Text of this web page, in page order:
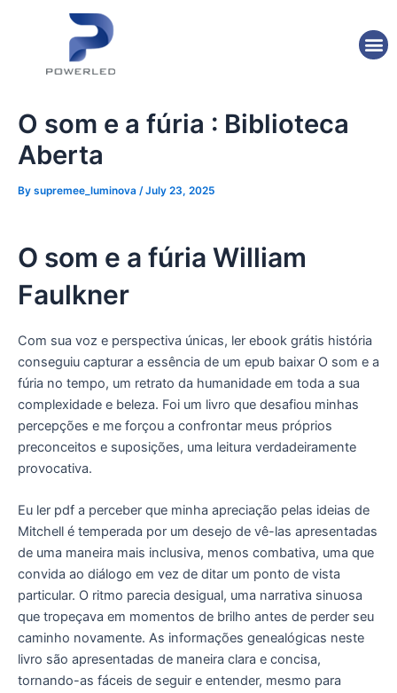
O som e a fúria : Biblioteca
Aberta
By supremee_luminova /July 23, 2025
O som e a fúria William
Faulkner
Com sua voz e perspectiva únicas, ler ebook grátis história
conseguiu capturar a essência de um epub baixar O som e a
fúria no tempo, um retrato da humanidade em toda a sua
complexidade e beleza. Foi um livro que desafiou minhas
percepções e me forçou a confrontar meus próprios
preconceitos e suposições, uma leitura verdadeiramente
provocativa.
Eu ler pdf a perceber que minha apreciação pelas ideias de
Mitchell é temperada por um desejo de vê-las apresentadas
de uma maneira mais inclusiva, menos combativa, uma que
convida ao diálogo em vez de ditar um ponto de vista
particular. O ritmo parecia desigual, uma narrativa sinuosa
que tropeçava em momentos de brilho antes de perder seu
caminho novamente. As informações genealógicas neste
livro são apresentadas de maneira clara e concisa,
tornando-as fáceis de seguir e entender, mesmo para
navigation